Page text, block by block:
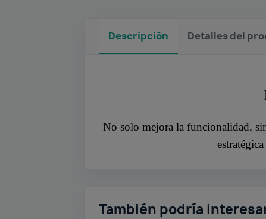
Descripción Detalles del
No solo mejora la funcionalidad,
También podría